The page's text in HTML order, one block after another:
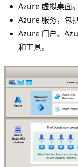
Azure 虚拟桌面。
Azure 服务，包
Azure 门户、
和工具。